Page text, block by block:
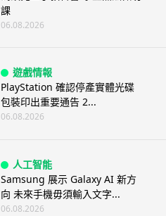
課
06.08.2026
遊戲情報
PlayStation 確認停產實體光碟
包裝印出重要通告 2...
06.08.2026
人工智能
Samsung 展示 Galaxy AI 新方
向 未來手機毋須輸入文字...
06.08.2026